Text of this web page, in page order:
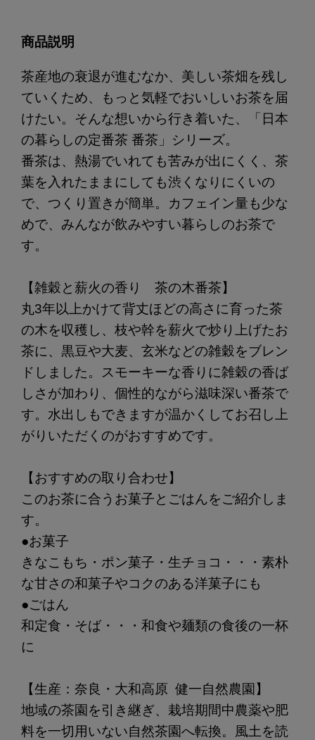
商品説明
茶産地の衰退が進むなか、美しい茶畑を残し
ていくため、もっと気軽でおいしいお茶を届
けたい。そんな想いから行き着いた、「日本
の暮らしの定番茶 番茶」シリーズ。
番茶は、熱湯でいれても苦みが出にくく、茶
葉を入れたままにしても渋くなりにくいの
で、つくり置きが簡単。カフェイン量も少な
めで、みんなが飲みやすい暮らしのお茶で
す。
【雑穀と薪火の香り 茶の木番茶】
丸3年以上かけて背丈ほどの高さに育った茶
の木を収穫し、枝や幹を薪火で炒り上げたお
茶に、黒豆や大麦、玄米などの雑穀をブレン
ドしました。スモーキーな香りに雑穀の香ば
しさが加わり、個性的ながら滋味深い番茶で
す。水出しもできますが温かくしてお召し上
がりいただくのがおすすめです。
【おすすめの取り合わせ】
このお茶に合うお菓子とごはんをご紹介しま
す。
●お菓子
きなこもち・ポン菓子・生チョコ・・・素朴
な甘さの和菓子やコクのある洋菓子にも
●ごはん
和定食・そば・・・和食や麺類の食後の一杯
に
【生産：奈良・大和高原 健一自然農園】
地域の茶園を引き継ぎ、栽培期間中農薬や肥
料を一切用いない自然茶園へ転換。風土を読